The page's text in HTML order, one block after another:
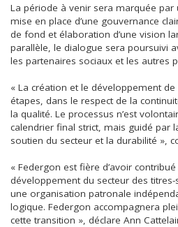
La période à venir sera marquée par
mise en place d’une gouvernance
de fond et élaboration d’une vision
parallèle, le dialogue sera poursuivi
les partenaires sociaux et les autres
« La création et le développement
étapes, dans le respect de la
la qualité. Le processus n’est
calendrier final strict, mais guidé par
soutien du secteur et la durabilité »,
« Federgon est fière d’avoir
développement du secteur des
une organisation patronale
logique. Federgon accompagnera
cette transition », déclare Ann